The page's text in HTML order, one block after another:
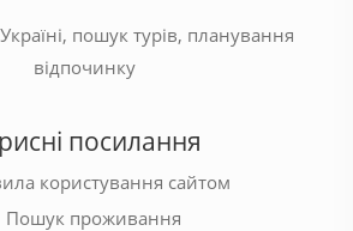
пошук турів, планування
відпочинку
посилання
користування сайтом
Пошук проживання